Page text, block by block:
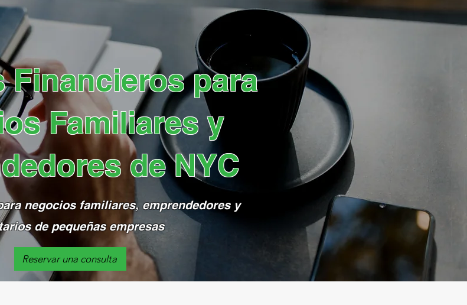
Financieros para
Familiares y
de NYC
negocios familiares, emprendedores y
de pequeñas empresas
Reservar una consulta